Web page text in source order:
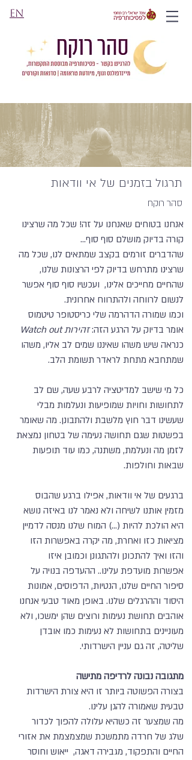
EN
תרגול בזמנים של אי וודאות
סהר רוקח
אנחנו בטוחים שאנחנו על זה! שכל מה שרצינו
קורה בדיוק מושלם סוף סוף...
שהדברים זורמים בקצב שמתאים לנו, שכל מה
שרצינו מתרחש בדיוק לפי הרצונות שלנו,
שהחיים מחייכים אלינו, ועכשיו סוף סוף אפשר
לנשום לרווחה ולהתרווח אחרונית.
וכמו שמורה הדהרמה שלי כריסטופר טיטמוס
אומר בדיוק על הרגע הזה:זהירות Watch out
כנראה שיש משהו שאיננו שמים לב אליו, משהו
שמתחבא מתחת לראדר תשומת הלב.
כל מי שישב למדיטציה לרבע שעה, שם לב
לתחושות וחויות שמופיעות ונעלמות מבלי
שעשינו דבר חוץ מלשבת ולהתבונן. מה שאומר
בפשטות שגם תחושה נעימה של בטחון נמצאת
לזמן מה ונעלמת, משתנה, כמו עוד תופעות
שבאות וחולפות.
ברגעים של אי וודאות, אפילו ברגע שהבוס
מזמין אותנו לשיחה ולא נאמר לנו באיזה נושא
היא הולכת להיות (...) המוח שלנו מנסה לדמיין
מציאות כזו ואחרת, מה יקרה באפשרות הזו
והזו ואיך להתכונן ולהתגונן וכמובן איזו
אפשרות מועדפת עלינו.. ההעדפה בנויה על
סיפור החיים שלנו, הנטיות, הדפוסים, אמונות
היסוד וההרגלים שלנו. באופן מאוד טבעי אנחנו
אוהבים תחושת נעימות ורוצים שהן ימשכו, ולא
מעוניינים בתחושות לא נעימות כמו אובדן
שליטה, זה גם עניין הישרדותי.
מתגובה נבונה לרדיפה מתישה
בצורה הפשוטה ביותר זו היא צורת הישרדות
טבעית שאמורה להגן עלינו.
מה שמצער זה כשהיא עלולה להפוך לכדור
שלג של חרדה מתמשכת שמצמצמת את אזורי
החיים והתפקוד, מגבירה דאגה, ייאוש וחוסר